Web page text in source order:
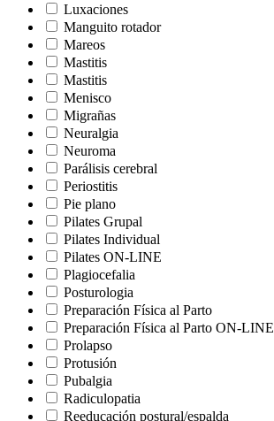
Luxaciones
Manguito rotador
Mareos
Mastitis
Mastitis
Menisco
Migrañas
Neuralgia
Neuroma
Parálisis cerebral
Periostitis
Pie plano
Pilates Grupal
Pilates Individual
Pilates ON-LINE
Plagiocefalia
Posturologia
Preparación Física al Parto
Preparación Física al Parto ON-LINE
Prolapso
Protusión
Pubalgia
Radiculopatia
Reeducación postural/espalda